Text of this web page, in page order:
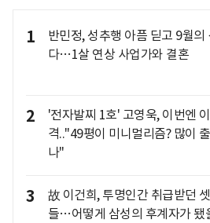
1
반민정, 성추행 아픔 딛고 9월의
다…1살 연상 사업가와 결혼
2
'전자발찌 1호' 고영욱, 이번엔
격.."49평이 미니멀리즘? 많이
나"
3
故 이건희, 투명인간 취급받던
들…어떻게 삼성의 후계자가 됐